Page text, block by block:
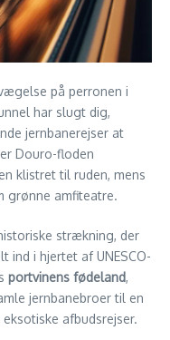
på perronen i
har slugt dig,
jernbanerejser at
Douro-floden
klistret til ruden, mens
grønne amfiteatre.
strækning, der
ind i hjertet af UNESCO-
portvinens fødeland,
jernbanebroer til en
afbudsrejser.